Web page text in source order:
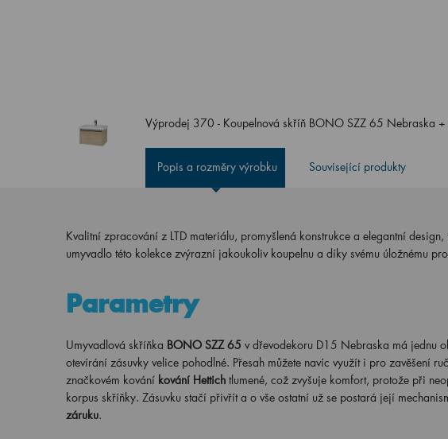
Výprodej 370 - Koupelnová skříň BONO SZZ 65 Nebraska
Popis a rozměry výrobku Související produkty
Kvalitní zpracování z LTD materiálu, promyšlená konstrukce a elegantní
umyvadlo této kolekce zvýrazní jakoukoliv koupelnu a díky svému úložnému
Parametry
Umyvadlová skříňka BONO SZZ 65 v dřevodekoru D15 Nebraska má jednu
otevírání zásuvky velice pohodlné. Přesah můžete navíc využít i pro zavěšení
značkovém kování kování Hettichtlumené, což zvyšuje komfort, protože při
korpus skříňky. Zásuvku stačí přivřít a o vše ostatní už se postará její
záruku.